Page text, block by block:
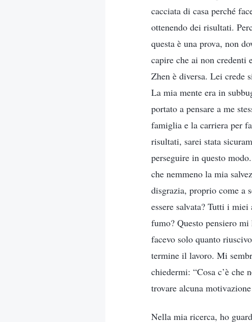
cacciata di casa perché
ottenendo dei risultati.
questa è una prova, non
capire che ai non
Zhen è diversa. Lei crede
La mia mente era in
portato a pensare a me
famiglia e la carriera per
risultati, sarei stata
perseguire in questo
che nemmeno la mia
disgrazia, proprio come a
essere salvata? Tutti i
fumo? Questo pensiero
facevo solo quanto
termine il lavoro. Mi
chiedermi: “Cosa c’è che
trovare alcuna
Nella mia ricerca, ho